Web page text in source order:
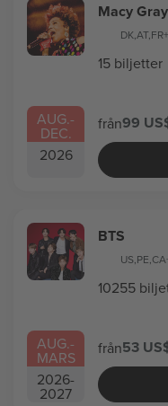
AUG.-
DEC.
2026
Macy Gray
DK,AT,FR
15 biljetter
från99
AUG.-
MARS
2026-
2027
BTS
US,PE,CA
10255
från53